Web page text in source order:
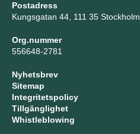
Postadress
Kungsgatan 44, 111 35 Stockholm
Org.nummer
556648-2781
Nyhetsbrev
Sitemap
Integritetspolicy
Tillgänglighet
Whistleblowing